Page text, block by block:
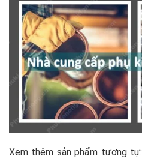
Xem thêm sản phẩm tương tự: